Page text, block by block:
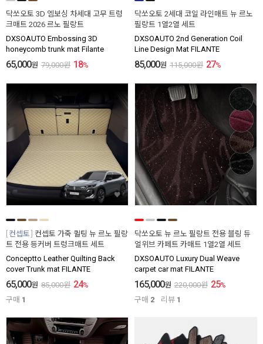
닥쏘오토 3D 엠보싱 차세대 고무 트렁
크매트 2026 르노 필랑트
DXSOAUTO Embossing 3D
honeycomb trunk mat Filante
65,000원 79,000원 18%
닥쏘오토 2세대 코일 라인매트 뉴 르노
필랑트 1열2열 세트
DXSOAUTO 2nd Generation Coil
Line Design Mat FILANTE
85,000원 115,000원 27%
컨셉토
컨셉토 가죽 퀼팅 뉴 르노 필랑
트 전용 등커버 트렁크매트 세트
Conceptto Leather Quilting Back
cover Trunk mat FILANTE
65,000원 85,000원 24%
구매 1
닥쏘오토 뉴 르노 필랑트 전용 블링 듀
얼위브 카페트 카매트 1열2열 세트
DXSOAUTO Luxury Dual Weave
carpet car mat FILANTE
165,000원 220,000원 25%
구매 2 리뷰 1